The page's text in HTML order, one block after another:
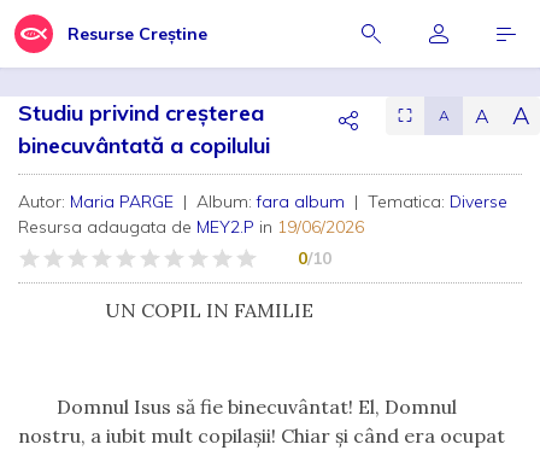
Resurse Creștine
Studiu privind creșterea
binecuvântată a copilului
⛶ A A A
Autor: Maria PARGE | Album:fara album | Tematica: Diverse
Resursa adaugata de MEY2.P in 19/06/2026
0/10
UN COPIL IN FAMILIE
Domnul Isus să fie binecuvântat! El, Domnul
nostru, a iubit mult copilașii! Chiar și când era ocupat